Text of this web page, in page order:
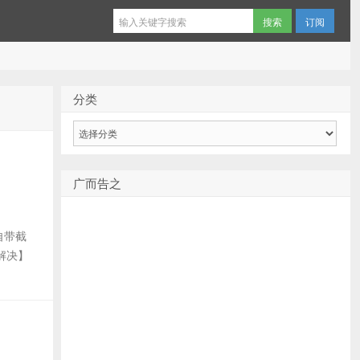
订阅
带截
】
分类
广而告之